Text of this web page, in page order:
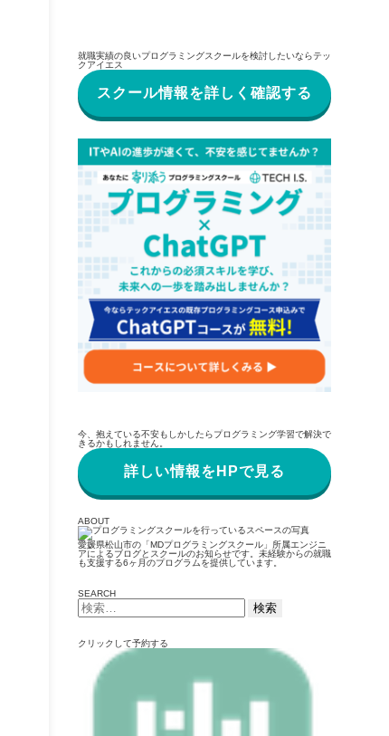
就職実績の良いプログラミングスクールを検討したいならテッ
クアイエス
スクール情報を詳しく確認する
今、抱えている不安もしかしたらプログラミング学習で解決で
きるかもしれません。
詳しい情報をHPで見る
ABOUT
愛媛県松山市の「MDプログラミングスクール」所属エンジニ
アによるブログとスクールのお知らせです。未経験からの就職
も支援する6ヶ月のプログラムを提供しています。
SEARCH
検
索:
クリックして予約する